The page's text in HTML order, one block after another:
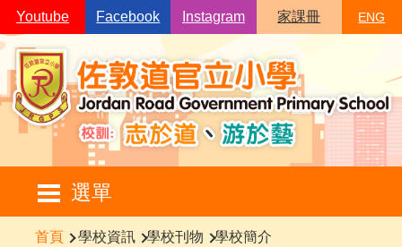
移至主內容
Youtube Facebook Instagram 家課冊 ENG
選單
Main
navigation
導
首頁 學校資訊 學校刊物 學校簡介